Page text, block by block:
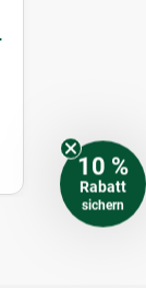
10 %
Rabatt
sichern